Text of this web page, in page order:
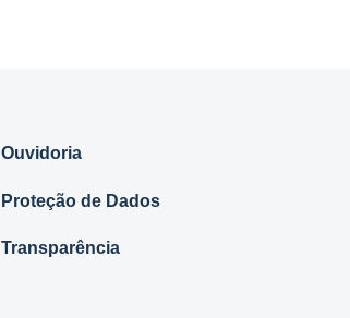
Ouvidoria
Proteção de Dados
Transparência